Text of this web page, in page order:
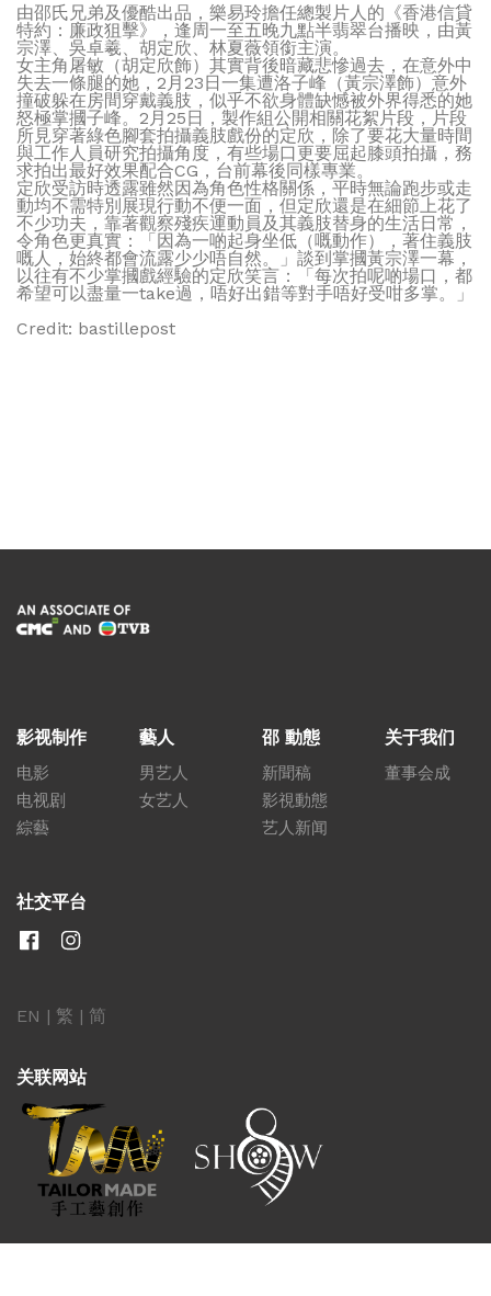
由邵氏兄弟及優酷出品，樂易玲擔任總製片人的《香港信貸
特約：廉政狙擊》，逢周一至五晚九點半翡翠台播映，由黃
宗澤、吳卓羲、胡定欣、林夏薇領銜主演。
女主角屠敏（胡定欣飾）其實背後暗藏悲慘過去，在意外中
失去一條腿的她，2月23日一集遭洛子峰（黃宗澤飾）意外
撞破躲在房間穿戴義肢，似乎不欲身體缺憾被外界得悉的她
怒極掌摑子峰。2月25日，製作組公開相關花絮片段，片段
所見穿著綠色腳套拍攝義肢戲份的定欣，除了要花大量時間
與工作人員研究拍攝角度，有些場口更要屈起膝頭拍攝，務
求拍出最好效果配合CG，台前幕後同樣專業。
定欣受訪時透露雖然因為角色性格關係，平時無論跑步或走
動均不需特別展現行動不便一面，但定欣還是在細節上花了
不少功夫，靠著觀察殘疾運動員及其義肢替身的生活日常，
令角色更真實：「因為一啲起身坐低（嘅動作），著住義肢
嘅人，始終都會流露少少唔自然。」談到掌摑黃宗澤一幕，
以往有不少掌摑戲經驗的定欣笑言：「每次拍呢啲場口，都
希望可以盡量一take過，唔好出錯等對手唔好受咁多掌。」
Credit: bastillepost
影视制作
电影
电视剧
綜藝
藝人
男艺人
女艺人
邵 動態
新聞稿
影視動態
艺人新闻
关于我们
董事会成
社交平台
EN | 繁 | 简
关联网站